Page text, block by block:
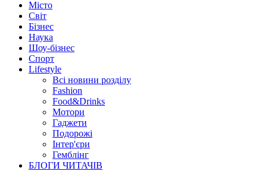
Місто
Світ
Бізнес
Наука
Шоу-бізнес
Спорт
Lifestyle
Всі новини розділу
Fashion
Food&Drinks
Мотори
Гаджети
Подорожі
Інтер'єри
Гемблінг
БЛОГИ ЧИТАЧІВ